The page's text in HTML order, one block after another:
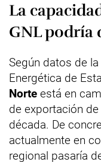
La
GNL podría
Según datos de
Energética de
Norte está en
de exportación de
década. De
actualmente en
regional pasaría